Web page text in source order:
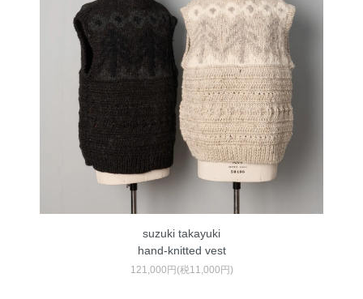
suzuki takayuki
hand-knitted vest
121,000円(税11,000円)